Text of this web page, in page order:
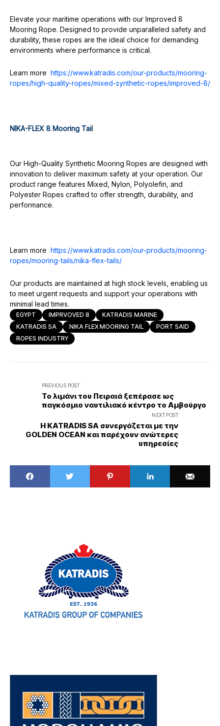
Elevate your maritime operations with our Improved 8
Mooring Rope. Designed to provide unparalleled safety and
durability, these ropes are the ideal choice for demanding
environments where performance is critical.
Learn more https://www.katradis.com/our-products/mooring-
ropes/high-quality-ropes/mixed-synthetic-ropes/improved-8/
NIKA-FLEX 8 Mooring Tail
Our High-Quality Synthetic Mooring Ropes are designed with
innovation to deliver maximum safety at your operation. Our
product range features Mixed, Nylon, Polyolefin, and
Polyester Ropes crafted to offer strength, durability, and
performance.
Learn more https://www.katradis.com/our-products/mooring-
ropes/mooring-tails/nika-flex-tails/
Our products are maintained at high stock levels, enabling us
to meet urgent requests and support your operations with
minimal lead times.
EGYPT IMPRVOVED 8
KATRADIS MARINE
KATRADIS SA
NIKA FLEX MOORING TAIL
PORT SAID
ROPES INDUSTRY
PREVIOUS POST
Το λιμάνι του Πειραιά ξεπέρασε ως
παγκόσμιο ναυτιλιακό κέντρο το Αμβούργο
NEXT POST
Η KATRADIS SA συνεργάζεται με την
GOLDEN OCEAN και παρέχουν ανώτερες
υπηρεσίες